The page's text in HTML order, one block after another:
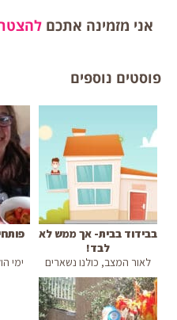
אני מזמינה אתכם
פוסטים נוספים
בבידוד בבית- אך ממש לא
לבד!
לאור המצב, כולנו נשארים
בבית. לא הולכים לעבודה,
לב...
ימי